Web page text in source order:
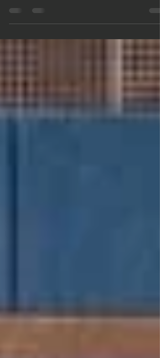
about sports übernimmt Verantwortung im Bereich
Vertrieb und Vermarktung. Wir freuen uns...